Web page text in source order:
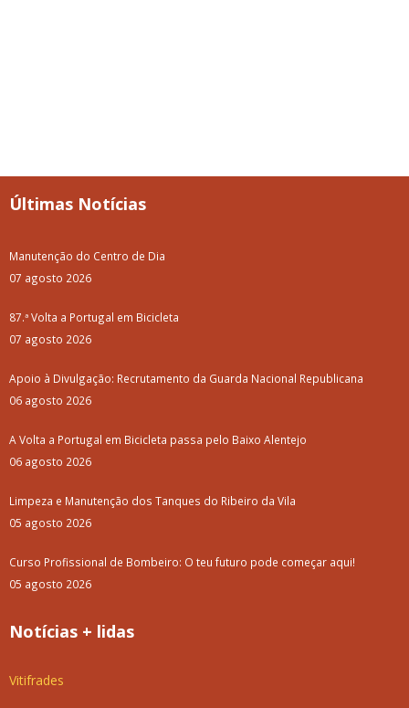
Últimas Notícias
Manutenção do Centro de Dia
07 agosto 2026
87.ª Volta a Portugal em Bicicleta
07 agosto 2026
Apoio à Divulgação: Recrutamento da Guarda Nacional Republicana
06 agosto 2026
A Volta a Portugal em Bicicleta passa pelo Baixo Alentejo
06 agosto 2026
Limpeza e Manutenção dos Tanques do Ribeiro da Vila
05 agosto 2026
Curso Profissional de Bombeiro: O teu futuro pode começar aqui!
05 agosto 2026
Notícias + lidas
Vitifrades